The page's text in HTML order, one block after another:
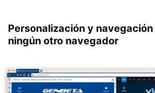
Personalización y
ningún otro navegador